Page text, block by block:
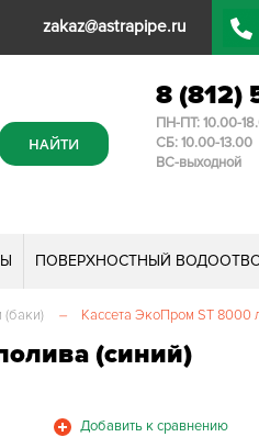
zakaz@astrapipe.ru
8 (812)
ПН-ПТ: 10.00-
СБ: 10.00-13.00
ВС-выходной
ПОВЕРХНОСТНЫЙ
(баки) – Кассета ЭкоПром ST 8000
(синий)